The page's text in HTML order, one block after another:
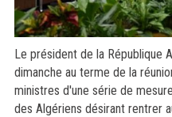
Le président de la République
dimanche au terme de la
ministres d'une série de
des Algériens désirant rentrer